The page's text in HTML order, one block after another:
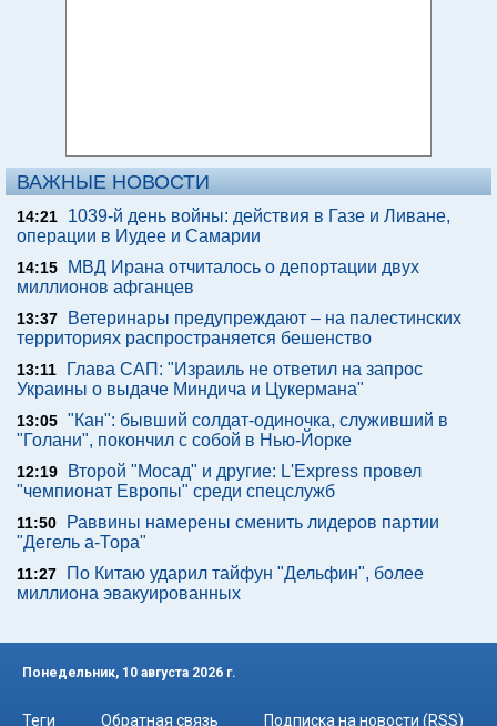
ВАЖНЫЕ НОВОСТИ
14:21
1039-й день войны: действия в Газе и Ливане,
операции в Иудее и Самарии
14:15
МВД Ирана отчиталось о депортации двух
миллионов афганцев
13:37
Ветеринары предупреждают – на палестинских
территориях распространяется бешенство
13:11
Глава САП: "Израиль не ответил на запрос
Украины о выдаче Миндича и Цукермана"
13:05 "Кан": бывший солдат-одиночка, служивший в
"Голани", покончил с собой в Нью-Йорке
12:19
Второй "Мосад" и другие: L'Express провел
"чемпионат Европы" среди спецслужб
11:50
Раввины намерены сменить лидеров партии
"Дегель а-Тора"
11:27
По Китаю ударил тайфун "Дельфин", более
миллиона эвакуированных
Понедельник, 10 августа 2026 г.
Теги Обратная связь Подписка на новости (RSS)